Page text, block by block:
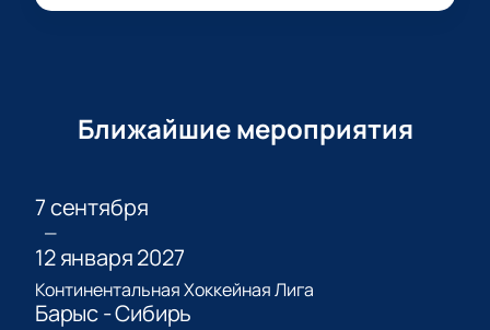
Ближайшие мероприятия
7 сентября
—
12 января 2027
Континентальная Хоккейная Лига
Барыс - Сибирь